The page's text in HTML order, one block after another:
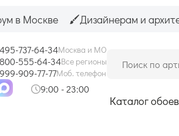
в Москве Дизайнерам и
737-64-34Москва и МО
555-64-34Все регионы
909-77-77Моб. телефон
9:00 - 23:00
Каталог обоев